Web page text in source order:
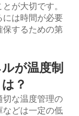
が大切です。
には時間が必要
保するための第
が温度制
？
切な温度管理の
などは一定の低